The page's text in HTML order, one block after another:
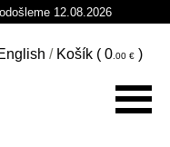
12.08.2026
/ Košík ( 0 )